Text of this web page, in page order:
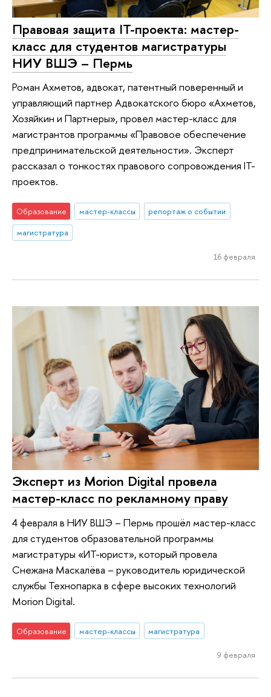
Правовая защита IT-проекта: мастер-
класс для студентов магистратуры
НИУ ВШЭ – Пермь
Роман Ахметов, адвокат, патентный поверенный и
управляющий партнер Адвокатского бюро «Ахметов,
Хозяйкин и Партнеры», провел мастер-класс для
магистрантов программы «Правовое обеспечение
предпринимательской деятельности». Эксперт
рассказал о тонкостях правового сопровождения IT-
проектов.
Образование мастер-классы
репортаж о событии
магистратура
16 февраля
Эксперт из Morion Digital провела
мастер-класс по рекламному праву
4 февраля в НИУ ВШЭ – Пермь прошёл мастер-класс
для студентов образовательной программы
магистратуры «ИТ-юрист», который провела
Снежана Маскалёва – руководитель юридической
службы Технопарка в сфере высоких технологий
Morion Digital.
Образование мастер-классы магистратура
9 февраля